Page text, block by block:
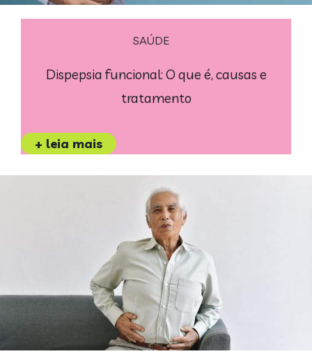
SAÚDE
Dispepsia funcional: O que é, causas e
tratamento
+ leia mais